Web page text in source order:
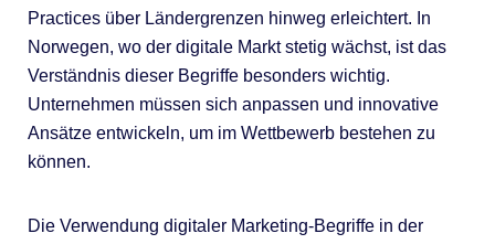
Practices über Ländergrenzen hinweg erleichtert. In
Norwegen, wo der digitale Markt stetig wächst, ist das
Verständnis dieser Begriffe besonders wichtig.
Unternehmen müssen sich anpassen und innovative
Ansätze entwickeln, um im Wettbewerb bestehen zu
können.
Die Verwendung digitaler Marketing-Begriffe in der